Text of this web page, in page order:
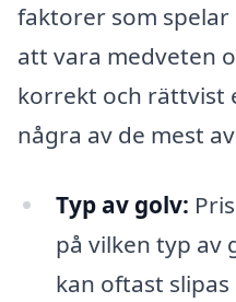
faktorer som
att vara medveten
korrekt och rättvist
några av de mest
Typ av golv:
på vilken typ av
kan oftast